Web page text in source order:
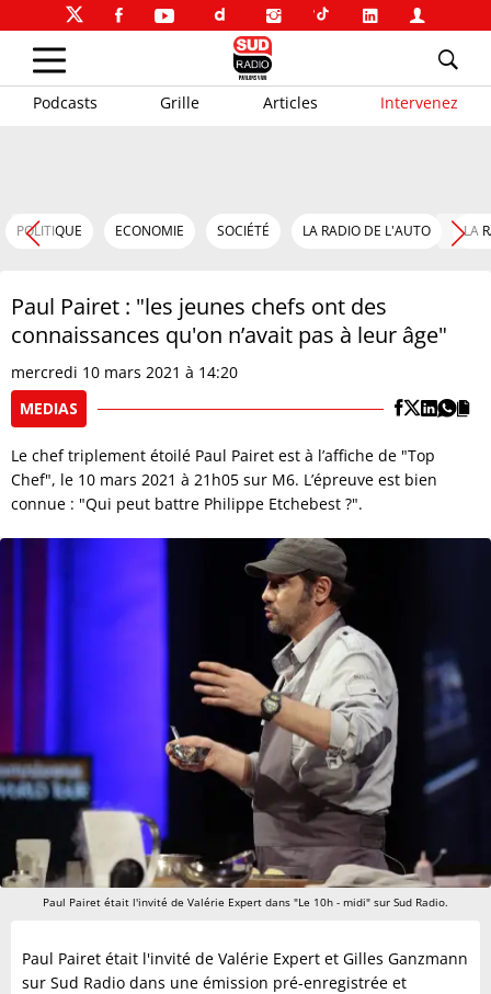
Podcasts Grille Articles Intervenez
POLITIQUE ECONOMIE SOCIÉTÉ LA RADIO DE L'AUTO LA
Paul Pairet : "les jeunes chefs ont des
connaissances qu'on n’avait pas à leur âge"
mercredi 10 mars 2021 à 14:20
MEDIAS
Le chef triplement étoilé Paul Pairet est à l’affiche de "Top
Chef", le 10 mars 2021 à 21h05 sur M6. L’épreuve est bien
connue : "Qui peut battre Philippe Etchebest ?".
Paul Pairet était l'invité de Valérie Expert dans "Le 10h - midi" sur Sud Radio.
Paul Pairet était l'invité de Valérie Expert et Gilles Ganzmann
sur Sud Radio dans une émission pré-enregistrée et